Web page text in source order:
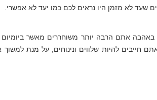
שעד לא מזמן היו נראים לכם כמו יעד לא אפשרי.
אתם הרבה יותר משוחררים מאשר ביומיום
חייבים להיות שלווים ונינוחים, על מנת